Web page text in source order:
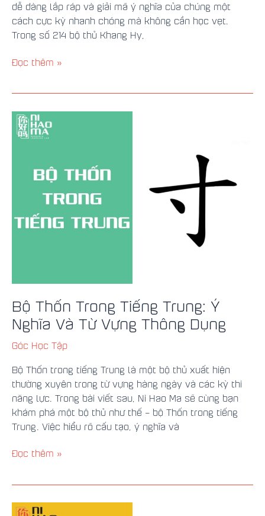
dễ dàng lắp ráp và giải mã ý nghĩa của chúng một
cách cực kỳ nhanh chóng mà không cần học vẹt.
Trong số 214 bộ thủ Khang Hy,
Đọc thêm »
Bộ Thốn Trong Tiếng Trung: Ý
Nghĩa Và Từ Vựng Thông Dụng
Góc Học Tập
Bộ Thốn trong tiếng Trung là một bộ thủ xuất hiện
thường xuyên trong từ vựng hàng ngày và các kỳ thi
năng lực. Trong bài viết sau, Ni Hao Ma sẽ cùng bạn
khám phá một bộ thủ như thế – bộ Thốn trong tiếng
Trung. Việc hiểu rõ cấu tạo, ý nghĩa và
Bộ
Thốn
Trung:
Và
Từ
Đọc thêm »
Bộ